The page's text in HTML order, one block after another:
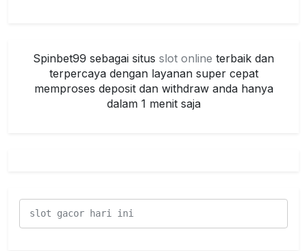
Spinbet99 sebagai situs slot online terbaik dan
terpercaya dengan layanan super cepat
memproses deposit dan withdraw anda hanya
dalam 1 menit saja
slot gacor hari ini